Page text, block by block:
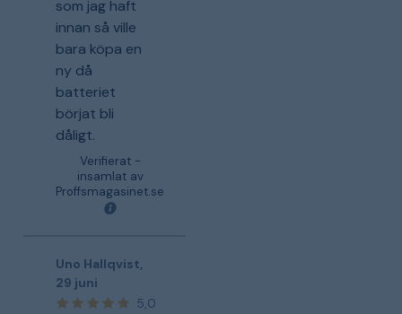
som jag haft
innan så ville
bara köpa en
ny då
batteriet
börjat bli
dåligt.
Verifierat -
insamlat av
Proffsmagasinet.se
Uno Hallqvist,
29 juni
5,0